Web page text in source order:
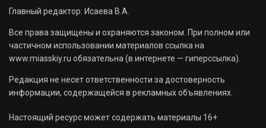
Главный редактор: Исаева В.А.
Все права защищены и охраняются законом. При полном или
частичном использовании материалов ссылка на
www.miasskiy.ru обязательна (в интернете — гиперссылка).
Редакция не несет ответственности за достоверность
информации, содержащейся в рекламных объявлениях.
Настоящий ресурс может содержать материалы 16+